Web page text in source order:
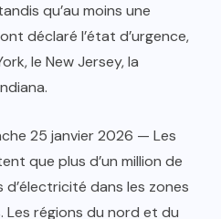
qu’au moins une
déclaré l’état d’urgence,
le New Jersey, la
25 janvier 2026 — Les
que plus d’un million de
dans les zones
Les régions du nord et du